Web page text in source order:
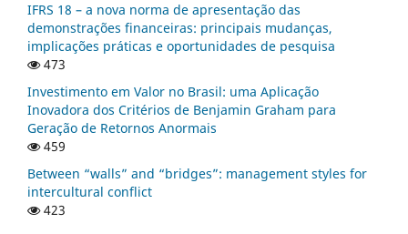
IFRS 18 – a nova norma de apresentação das
demonstrações financeiras: principais mudanças,
implicações práticas e oportunidades de pesquisa
473
Investimento em Valor no Brasil: uma Aplicação
Inovadora dos Critérios de Benjamin Graham para
Geração de Retornos Anormais
459
Between “walls” and “bridges”: management styles for
intercultural conflict
423